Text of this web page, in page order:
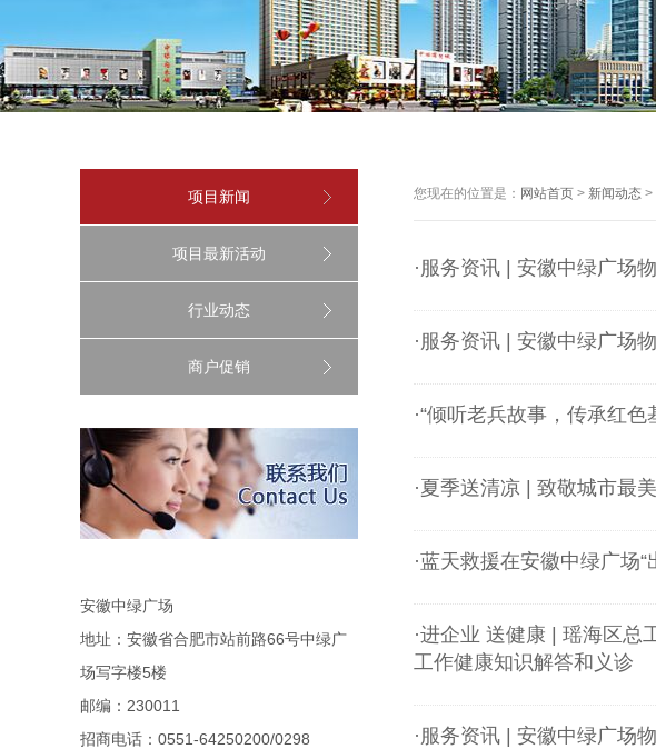
项目新闻
项目最新活动
行业动态
商户促销
安徽中绿广场
地址：安徽省合肥市站前路66号中绿广
场写字楼5楼
邮编：230011
招商电话：0551-64250200/0298
您现在的位置是： 网站首页 > 新闻动态 >
·服务资讯 | 安徽中绿广场
·服务资讯 | 安徽中绿广场
·“倾听老兵故事，传承红
·夏季送清凉 | 致敬城市最
·蓝天救援在安徽中绿广场“
·进企业 送健康 | 瑶海区总
工作健康知识解答和义诊
·服务资讯 | 安徽中绿广场